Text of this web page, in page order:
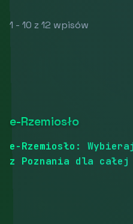
1 - 10 z 12 wpisów
e-Rzemiosło
e-Rzemiosło:
z Poznania dla